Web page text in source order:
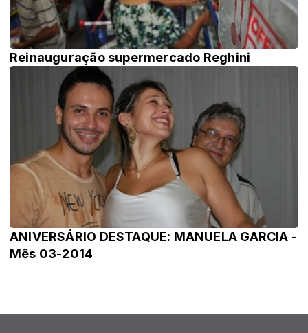
Reinauguração supermercado Reghini
ANIVERSÁRIO DESTAQUE: MANUELA GARCIA -
Mês 03-2014